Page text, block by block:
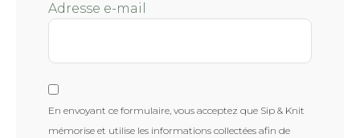
Adresse e-mail
En envoyant ce formulaire, vous acceptez que Sip & Knit
mémorise et utilise les informations collectées afin de